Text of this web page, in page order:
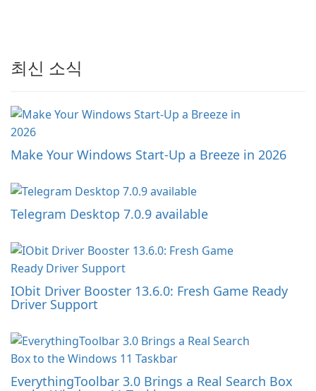
최신 소식
Make Your Windows Start-Up a Breeze in 2026
Telegram Desktop 7.0.9 available
IObit Driver Booster 13.6.0: Fresh Game Ready
Driver Support
EverythingToolbar 3.0 Brings a Real Search Box